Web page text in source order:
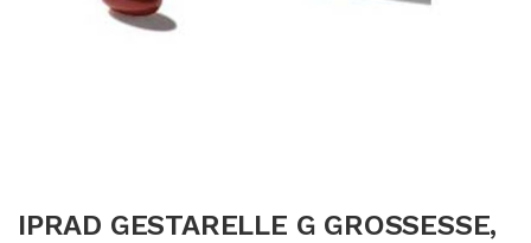
IPRAD GESTARELLE G GROSSESSE,